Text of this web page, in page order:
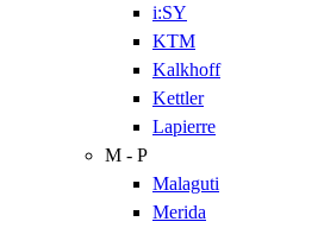
i:SY
KTM
Kalkhoff
Kettler
Lapierre
M - P
Malaguti
Merida